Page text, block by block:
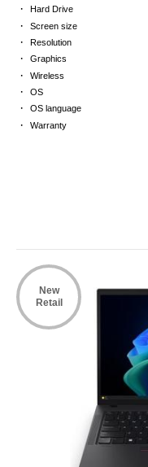
· Hard Drive
· Screen size
· Resolution
· Graphics
· Wireless
· OS
· OS language
· Warranty
New
Retail